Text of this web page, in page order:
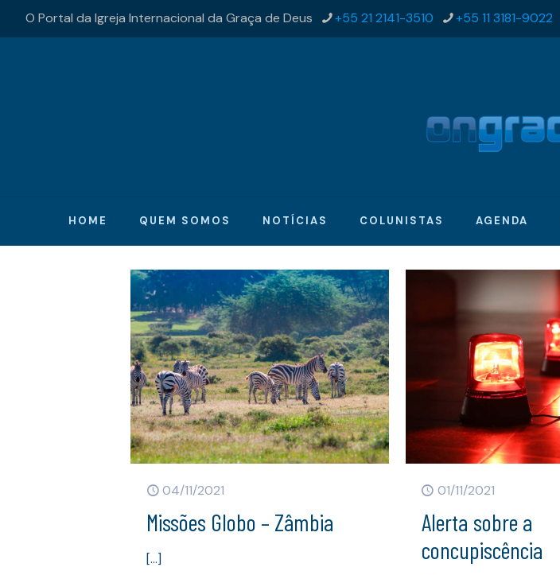
O Portal da Igreja Internacional da Graça de Deus +55 21 2141-3510 +55 11 3181-9022
HOME QUEM SOMOS NOTÍCIAS COLUNISTAS AGENDA
04/11/2021
Missões Globo – Zâmbia
[…]
01/11/2021
Alerta sobre a
concupiscência